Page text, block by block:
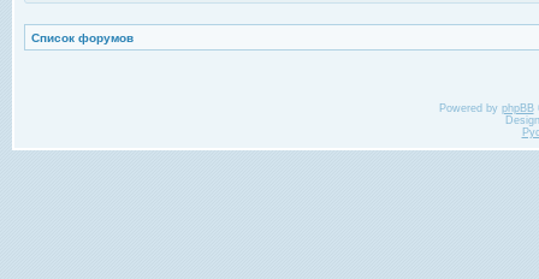
Список форумов
Powered by phpBB